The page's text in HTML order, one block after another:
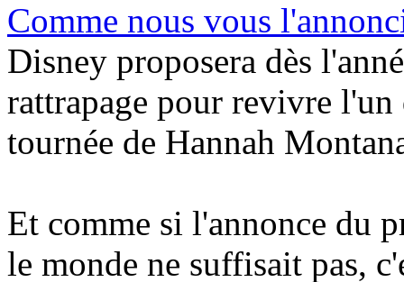
Comme nous vous
Disney proposera dès
rattrapage pour revivre l'un
tournée de Hannah
Et comme si l'annonce du
le monde ne suffisait pas,